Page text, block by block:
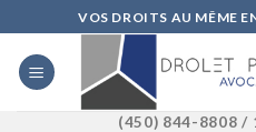
to
content
VOS DROITS AU MÊME
(450) 844-8808 /